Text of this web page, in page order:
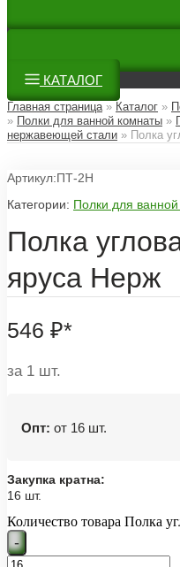
КАТАЛОГ
Главная страница» Каталог »
» Полки для ванной комнаты »
нержавеющей стали » Полка
Артикул:ПТ-2Н
Категории: Полки для
Полка
яруса Нерж
546 ₽*
за 1 шт.
Опт: от 16 шт.
Закупка кратна:
16 шт.
Количество товара Полка
-